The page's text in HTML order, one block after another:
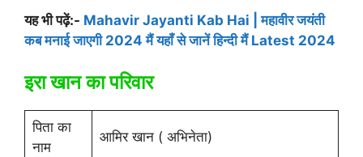
यह भी पढ़ें:- Mahavir Jayanti Kab Hai | महावीर जयंती
कब मनाई जाएगी 2024 मैं यहाँ से जानें हिन्दी मैं Latest 2024
इरा खान का परिवार
पिता का
नाम
आमिर खान ( अभिनेता)